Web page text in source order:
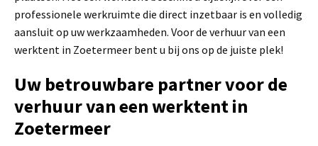
professionele werkruimte die direct inzetbaar is en volledig
aansluit op uw werkzaamheden. Voor de verhuur van een
werktent in Zoetermeer bent u bij ons op de juiste plek!
Uw betrouwbare partner voor de
verhuur van een werktent in
Zoetermeer